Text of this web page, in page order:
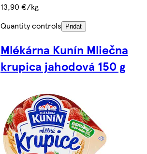
13,90 €/kg
Quantity controls
Pridať
Mlékárna Kunín Mliečna
krupica jahodová 150 g